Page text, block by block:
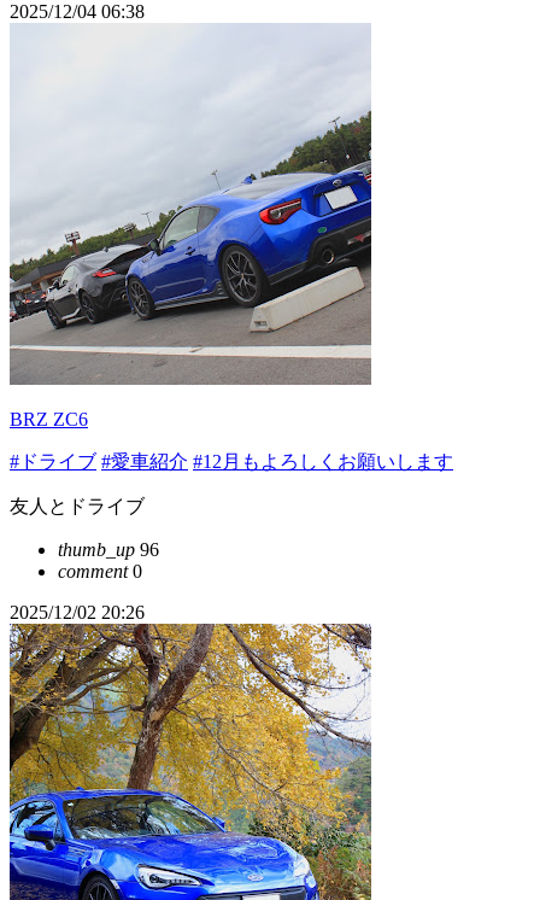
2025/12/04 06:38
BRZ ZC6
#ドライブ #愛車紹介 #12月もよろしくお願いします
友人とドライブ
thumb_up 96
comment0
2025/12/02 20:26